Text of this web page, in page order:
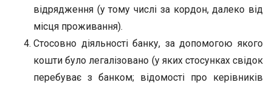
відрядження (у тому числі за кордон, далеко від
місця проживання).
Стосовно діяльності банку, за допомогою якого
кошти було легалізовано (у яких стосунках свідок
перебуває з банком; відомості про керівників